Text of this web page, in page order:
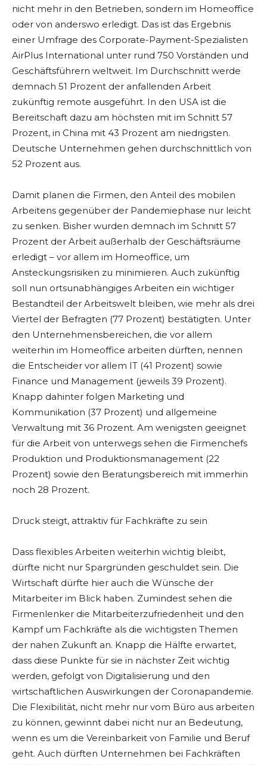
nicht mehr in den Betrieben, sondern im Homeoffice
oder von anderswo erledigt. Das ist das Ergebnis
einer Umfrage des Corporate-Payment-Spezialisten
AirPlus International unter rund 750 Vorständen und
Geschäftsführern weltweit. Im Durchschnitt werde
demnach 51 Prozent der anfallenden Arbeit
zukünftig remote ausgeführt. In den USA ist die
Bereitschaft dazu am höchsten mit im Schnitt 57
Prozent, in China mit 43 Prozent am niedrigsten.
Deutsche Unternehmen gehen durchschnittlich von
52 Prozent aus.
Damit planen die Firmen, den Anteil des mobilen
Arbeitens gegenüber der Pandemiephase nur leicht
zu senken. Bisher wurden demnach im Schnitt 57
Prozent der Arbeit außerhalb der Geschäftsräume
erledigt – vor allem im Homeoffice, um
Ansteckungsrisiken zu minimieren. Auch zukünftig
soll nun ortsunabhängiges Arbeiten ein wichtiger
Bestandteil der Arbeitswelt bleiben, wie mehr als drei
Viertel der Befragten (77 Prozent) bestätigten. Unter
den Unternehmensbereichen, die vor allem
weiterhin im Homeoffice arbeiten dürften, nennen
die Entscheider vor allem IT (41 Prozent) sowie
Finance und Management (jeweils 39 Prozent).
Knapp dahinter folgen Marketing und
Kommunikation (37 Prozent) und allgemeine
Verwaltung mit 36 Prozent. Am wenigsten geeignet
für die Arbeit von unterwegs sehen die Firmenchefs
Produktion und Produktionsmanagement (22
Prozent) sowie den Beratungsbereich mit immerhin
noch 28 Prozent.
Druck steigt, attraktiv für Fachkräfte zu sein
Dass flexibles Arbeiten weiterhin wichtig bleibt,
dürfte nicht nur Spargründen geschuldet sein. Die
Wirtschaft dürfte hier auch die Wünsche der
Mitarbeiter im Blick haben. Zumindest sehen die
Firmenlenker die Mitarbeiterzufriedenheit und den
Kampf um Fachkräfte als die wichtigsten Themen
der nahen Zukunft an. Knapp die Hälfte erwartet,
dass diese Punkte für sie in nächster Zeit wichtig
werden, gefolgt von Digitalisierung und den
wirtschaftlichen Auswirkungen der Coronapandemie.
Die Flexibilität, nicht mehr nur vom Büro aus arbeiten
zu können, gewinnt dabei nicht nur an Bedeutung,
wenn es um die Vereinbarkeit von Familie und Beruf
geht. Auch dürften Unternehmen bei Fachkräften